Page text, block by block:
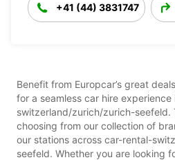
+41 (44) 3831747
Benefit from Europcar’s great
for a seamless car hire
switzerland/zurich/zurich-seefeld.
choosing from our collection of
our stations across car-rental-
seefeld. Whether you are looking